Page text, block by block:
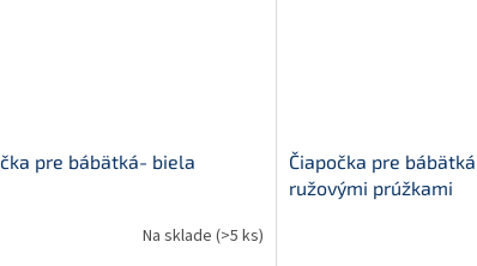
pre bábätká- biela
Na sklade (>5 ks)
Čiapočka pre
ružovými prúžkami